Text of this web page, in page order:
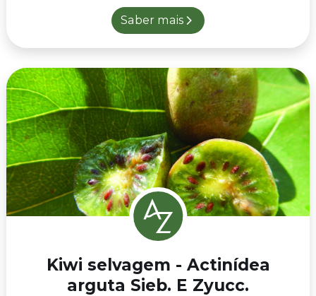
Saber mais
Kiwi selvagem - Actinídea
arguta Sieb. E Zyucc.